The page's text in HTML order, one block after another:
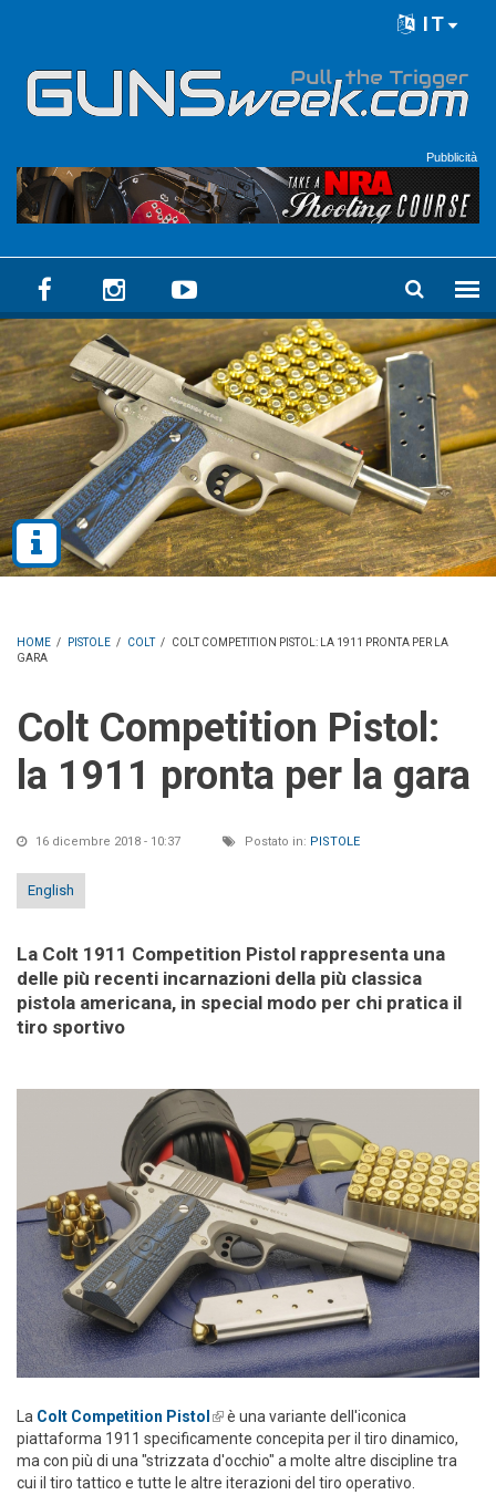
IT
Pubblicità
HOME / PISTOLE / COLT /
COLT COMPETITION PISTOL: LA 1911 PRONTA PER LA
GARA
Colt Competition Pistol:
la 1911 pronta per la gara
16 dicembre 2018 - 10:37 Postato in: PISTOLE
English
La Colt 1911 Competition Pistol rappresenta una
delle più recenti incarnazioni della più classica
pistola americana, in special modo per chi pratica il
tiro sportivo
La Colt Competition Pistol (link is external)
è una variante dell'iconica
piattaforma 1911 specificamente concepita per il tiro dinamico,
ma con più di una "strizzata d'occhio" a molte altre discipline tra
cui il tiro tattico e tutte le altre iterazioni del tiro operativo.